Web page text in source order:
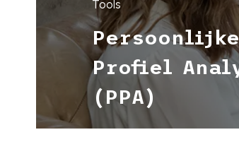
Tools
Persoonlijke
Profiel
(PPA)